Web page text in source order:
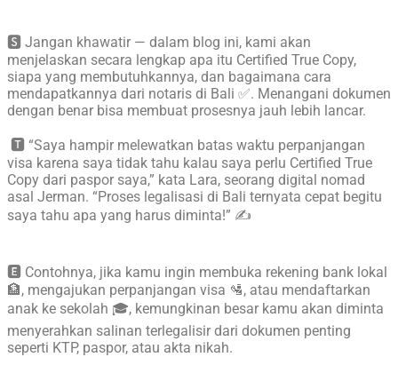
🆂 Jangan khawatir — dalam blog ini, kami akan
menjelaskan secara lengkap apa itu Certified True Copy,
siapa yang membutuhkannya, dan bagaimana cara
mendapatkannya dari notaris di Bali ✅. Menangani dokumen
dengan benar bisa membuat prosesnya jauh lebih lancar.
🆃 “Saya hampir melewatkan batas waktu perpanjangan
visa karena saya tidak tahu kalau saya perlu Certified True
Copy dari paspor saya,” kata Lara, seorang digital nomad
asal Jerman. “Proses legalisasi di Bali ternyata cepat begitu
saya tahu apa yang harus diminta!” ✍️
🅴 Contohnya, jika kamu ingin membuka rekening bank lokal
🏦, mengajukan perpanjangan visa 🛂, atau mendaftarkan
anak ke sekolah 🎓, kemungkinan besar kamu akan diminta
menyerahkan salinan terlegalisir dari dokumen penting
seperti KTP, paspor, atau akta nikah.